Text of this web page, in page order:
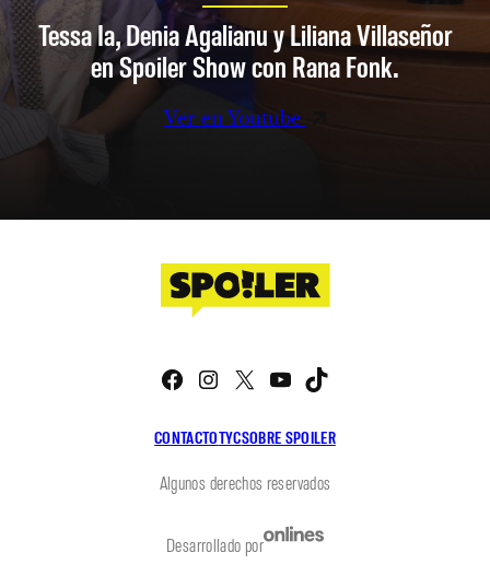
Tessa Ia, Denia Agalianu y Liliana Villaseñor
en Spoiler Show con Rana Fonk.
Ver en Youtube
CONTACTOTYCSOBRE SPOILER
Facebook
Instagram
X YouTube
Algunos derechos reservados
Desarrollado por